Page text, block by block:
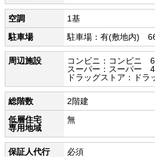
空調
1基
駐車場
駐車場：有(敷地内)
周辺施設
コンビニ：コンビニ
スーパー：スーパー
ドラッグストア：ド
総階数
2階建
低層住宅
専用地域
無
保証人代行
必須